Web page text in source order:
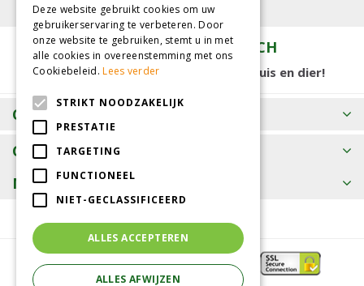
TUINCENTRUM KOLBACH
15.000 m2 winkelplezier voor tuin, huis en dier!
OPENINGSTIJDEN
CONTACT
MEER INFORMATIE
Deze website gebruikt cookies om uw
gebruikerservaring te verbeteren. Door
onze website te gebruiken, stemt u in met
alle cookies in overeenstemming met ons
Cookiebeleid.Lees verder
STRIKT NOODZAKELIJK
PRESTATIE
TARGETING
FUNCTIONEEL
NIET-GECLASSIFICEERD
ALLES ACCEPTEREN
ALLES AFWIJZEN